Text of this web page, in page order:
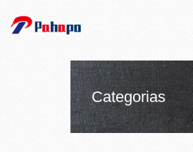
Categorias